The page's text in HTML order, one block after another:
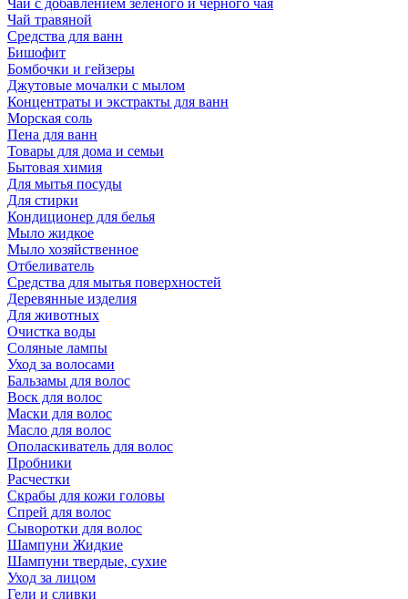
Чай с добавлением зеленого и черного чая
Чай травяной
Средства для ванн
Бишофит
Бомбочки и гейзеры
Джутовые мочалки с мылом
Концентраты и экстракты для ванн
Морская соль
Пена для ванн
Товары для дома и семьи
Бытовая химия
Для мытья посуды
Для стирки
Кондиционер для белья
Мыло жидкое
Мыло хозяйственное
Отбеливатель
Средства для мытья поверхностей
Деревянные изделия
Для животных
Очистка воды
Соляные лампы
Уход за волосами
Бальзамы для волос
Воск для волос
Маски для волос
Масло для волос
Ополаскиватель для волос
Пробники
Расчестки
Скрабы для кожи головы
Спрей для волос
Сыворотки для волос
Шампуни Жидкие
Шампуни твердые, сухие
Уход за лицом
Гели и сливки